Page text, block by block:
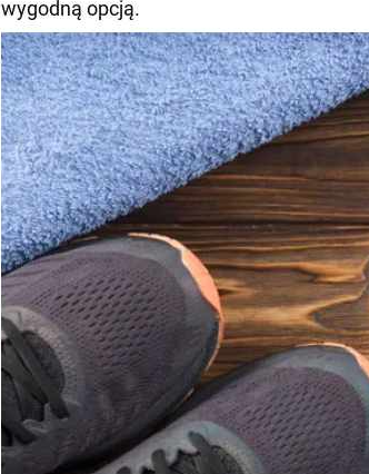
wygodną opcją.